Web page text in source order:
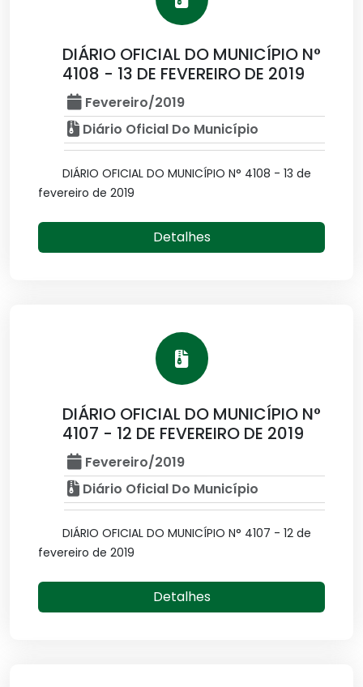
DIÁRIO OFICIAL DO MUNICÍPIO N°
4108 - 13 DE FEVEREIRO DE 2019
Fevereiro/2019
Diário Oficial Do Município
DIÁRIO OFICIAL DO MUNICÍPIO N° 4108 - 13 de
fevereiro de 2019
Detalhes
DIÁRIO OFICIAL DO MUNICÍPIO N°
4107 - 12 DE FEVEREIRO DE 2019
Fevereiro/2019
Diário Oficial Do Município
DIÁRIO OFICIAL DO MUNICÍPIO N° 4107 - 12 de
fevereiro de 2019
Detalhes